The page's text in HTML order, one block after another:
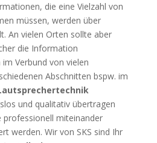
die eine Vielzahl von
müssen, werden über
An vielen Orten sollte aber
die Information
Verbund von vielen
Abschnitten bspw. im
und qualitativ übertragen
professionell miteinander
werden. Wir von SKS sind Ihr